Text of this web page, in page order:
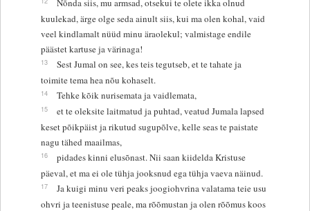
kuulekad, ärge olge seda ainult siis, kui ma olen kohal, vaid
veel kindlamalt nüüd minu äraolekul; valmistage endile
päästet kartuse ja värinaga!
13
Sest Jumal on see, kes teis tegutseb, et te tahate ja
toimite tema hea nõu kohaselt.
14 Tehke kõik nurisemata ja vaidlemata,
15
et te oleksite laitmatud ja puhtad, veatud Jumala lapsed
keset põikpäist ja rikutud sugupõlve, kelle seas te paistate
nagu tähed maailmas,
16
pidades kinni elusõnast. Nii saan kiidelda Kristuse
päeval, et ma ei ole tühja jooksnud ega tühja vaeva näinud.
17
Ja kuigi minu veri peaks joogiohvrina valatama teie usu
ohvri ja teenistuse peale, ma rõõmustan ja olen rõõmus koos